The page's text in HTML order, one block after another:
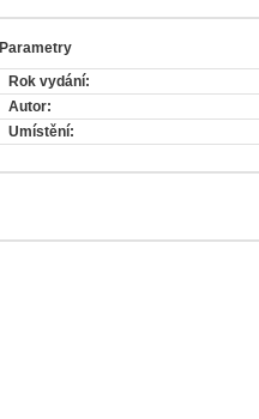
Parametry
Rok vydání:
Autor:
Umístění: